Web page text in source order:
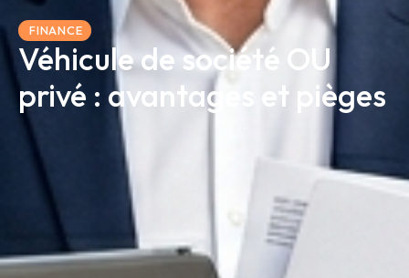
FINANCE
Véhicule de société OU
privé : avantages et pièges